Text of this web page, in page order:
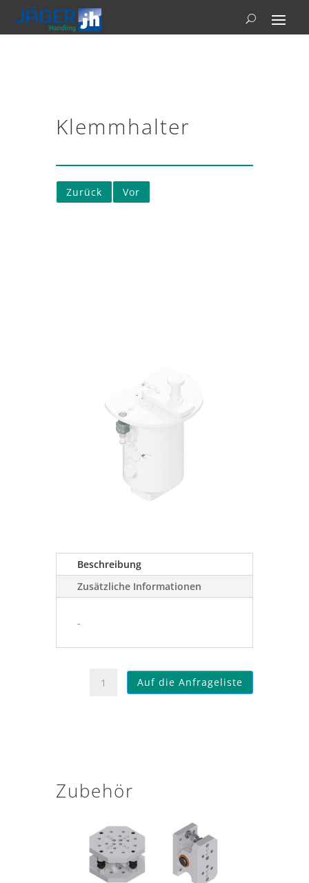
Klemmhalter
Zurück Vor
Beschreibung
Zusätzliche Informationen
-
KlemmhalterAuf die Anfrageliste
Zubehör